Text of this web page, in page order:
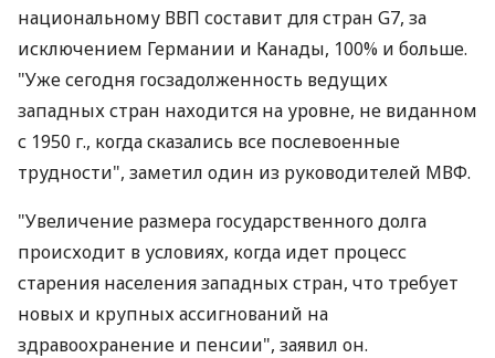
национальному ВВП составит для стран G7, за
исключением Германии и Канады, 100% и больше.
"Уже сегодня госзадолженность ведущих
западных стран находится на уровне, не виданном
с 1950 г., когда сказались все послевоенные
трудности", заметил один из руководителей МВФ.
"Увеличение размера государственного долга
происходит в условиях, когда идет процесс
старения населения западных стран, что требует
новых и крупных ассигнований на
здравоохранение и пенсии", заявил он.